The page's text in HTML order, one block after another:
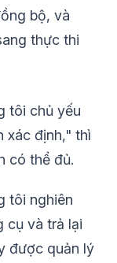
bộ, và
thực thi
tôi chủ yếu
xác định," thì
có thể đủ.
tôi nghiên
cụ và trả lại
được quản lý